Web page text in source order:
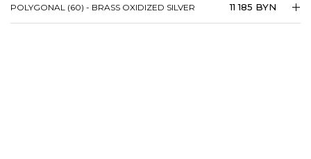
POLYGONAL (60) - BRASS OXIDIZED SILVER 11 185 BYN